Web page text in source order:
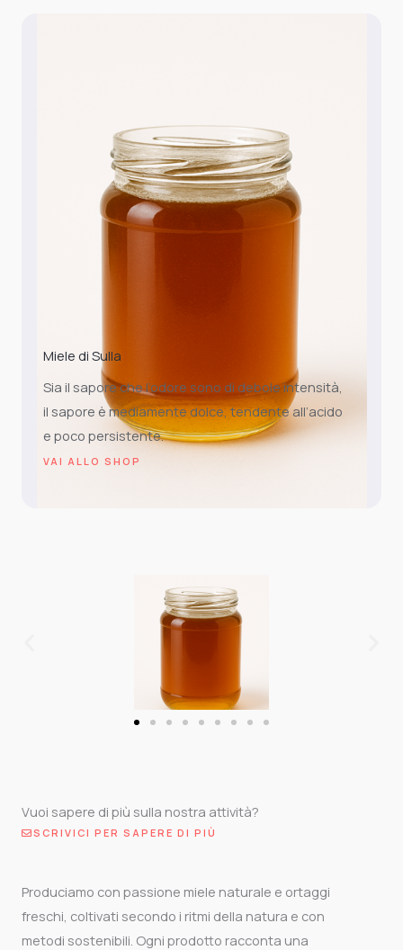
Miele di Sulla
Sia il sapore che l’odore sono di debole intensità,
il sapore è mediamente dolce, tendente all’acido
e poco persistente.
VAI ALLO SHOP
Vuoi sapere di più sulla nostra attività?
SCRIVICI PER SAPERE DI PIÙ
Produciamo con passione miele naturale e ortaggi
freschi, coltivati secondo i ritmi della natura e con
metodi sostenibili. Ogni prodotto racconta una